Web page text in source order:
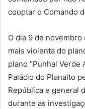
cooptar o Comando
O dia 9 de
mais violenta do
plano “Punhal
Palácio do Planalto
República e general
durante as